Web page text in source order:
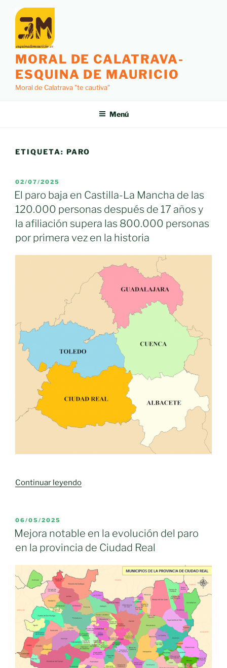
contenido
MORAL DE CALATRAVA-
ESQUINA DE MAURICIO
Moral de Calatrava "te cautiva"
Menú
ETIQUETA: PARO
PUBLICADO
EL
02/07/2025
El paro baja en Castilla-La Mancha de las
120.000 personas después de 17 años y
la afiliación supera las 800.000 personas
por primera vez en la historia
Continuar leyendo«El
Castilla-
de
las
120.000
personas
después
de
17
años
y
PUBLICADO
EL
06/05/2025
Mejora notable en la evolución del paro
en la provincia de Ciudad Real